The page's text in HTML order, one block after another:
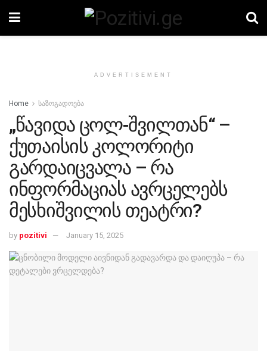
ADVERTISEMENT
Home საზოგადოება
„წავიდა ცოლ-შვილთან“ –
ქუთაისის კოლორიტი
გარდაიცვალა – რა
ინფორმაციას ავრცელებს
მესხიშვილის თეატრი?
by pozitivi January 15, 2025